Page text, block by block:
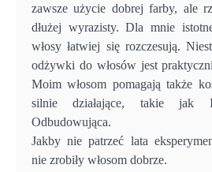
zawsze użycie dobrej farby, ale
dłużej wyrazisty. Dla mnie
włosy łatwiej się rozczesują.
odżywki do włosów jest
Moim włosom pomagają także
silnie działające, takie jak
Odbudowująca.
Jakby nie patrzeć lata
nie zrobiły włosom dobrze.